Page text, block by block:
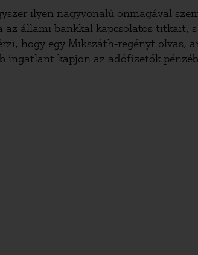
ilyen nagyvonalú önmagával
állami bankkal kapcsolatos titkait,
hogy egy Mikszáth-regényt olvas,
ingatlant kapjon az adófizetők